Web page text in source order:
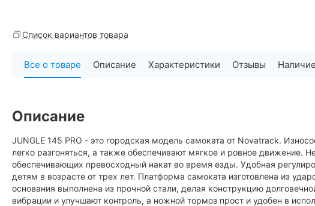
Список вариантов товара
Все о товаре Описание Характеристики Отзывы
Описание
JUNGLE 145 PRO - это городская модель самоката от Novatrack.
легко разгоняться, а также обеспечивают мягкое и ровное движение.
обеспечивающих превосходный накат во время езды. Удобная
детям в возрасте от трех лет. Платформа самоката изготовлена из
основания выполнена из прочной стали, делая конструкцию
вибрации и улучшают контроль, а ножной тормоз прост и удобен в